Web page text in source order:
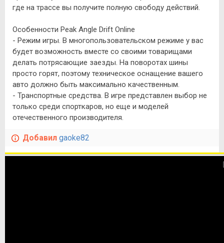
где на трассе вы получите полную свободу действий.
Особенности Peak Angle Drift Online
- Режим игры. В многопользовательском режиме у вас
будет возможность вместе со своими товарищами
делать потрясающие заезды. На поворотах шины
просто горят, поэтому техническое оснащение вашего
авто должно быть максимально качественным.
- Транспортные средства. В игре представлен выбор не
только среди спорткаров, но еще и моделей
отечественного производителя.
Добавил gaoke82